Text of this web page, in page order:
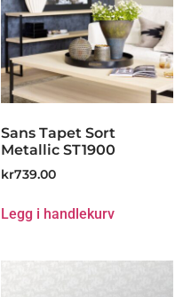
Sans Tapet Sort
Metallic ST1900
kr739.00
Legg i handlekurv